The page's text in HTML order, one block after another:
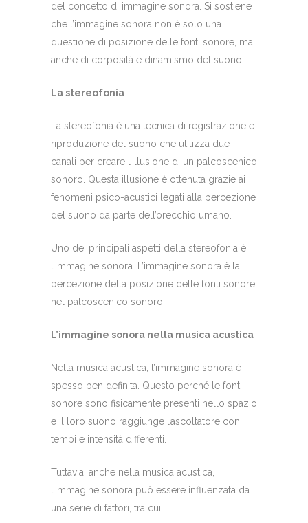
del concetto di immagine sonora. Si sostiene
che l’immagine sonora non è solo una
questione di posizione delle fonti sonore, ma
anche di corposità e dinamismo del suono.
La stereofonia
La stereofonia è una tecnica di registrazione e
riproduzione del suono che utilizza due
canali per creare l’illusione di un palcoscenico
sonoro. Questa illusione è ottenuta grazie ai
fenomeni psico-acustici legati alla percezione
del suono da parte dell’orecchio umano.
Uno dei principali aspetti della stereofonia è
l’immagine sonora. L’immagine sonora è la
percezione della posizione delle fonti sonore
nel palcoscenico sonoro.
L’immagine sonora nella musica acustica
Nella musica acustica, l’immagine sonora è
spesso ben definita. Questo perché le fonti
sonore sono fisicamente presenti nello spazio
e il loro suono raggiunge l’ascoltatore con
tempi e intensità differenti.
Tuttavia, anche nella musica acustica,
l’immagine sonora può essere influenzata da
una serie di fattori, tra cui: